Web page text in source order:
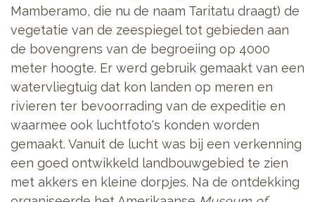
Mamberamo, die nu de naam Taritatu draagt) de
vegetatie van de zeespiegel tot gebieden aan
de bovengrens van de begroeiing op 4000
meter hoogte. Er werd gebruik gemaakt van een
watervliegtuig dat kon landen op meren en
rivieren ter bevoorrading van de expeditie en
waarmee ook luchtfoto's konden worden
gemaakt. Vanuit de lucht was bij een verkenning
een goed ontwikkeld landbouwgebied te zien
met akkers en kleine dorpjes. Na de ontdekking